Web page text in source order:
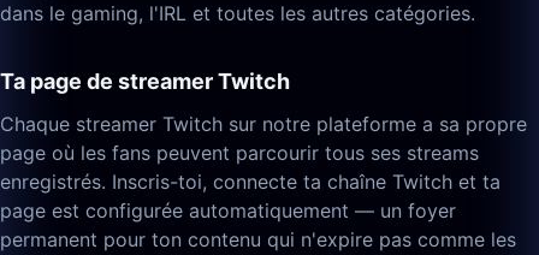
dans le gaming, l'IRL et toutes les autres catégories.
Ta page de streamer Twitch
Chaque streamer Twitch sur notre plateforme a sa propre
page où les fans peuvent parcourir tous ses streams
enregistrés. Inscris-toi, connecte ta chaîne Twitch et ta
page est configurée automatiquement — un foyer
permanent pour ton contenu qui n'expire pas comme les